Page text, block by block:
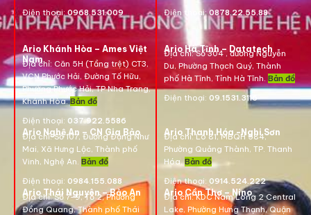
Điện thoại:0968.531.009
Điện thoại:0878.22.55.88
Ario Khánh Hòa – Ames Việt
Nam
Địa chỉ: Căn 5H (Tầng trệt) CT3,
VCN Phước Hải, Đường Tố Hữu,
Phường Phước Hải, TP Nha Trang,
Khánh Hòa.Bản đồ
Điện thoại: 037.922.5586
Ario Hà Tĩnh – Datatech
Địa chỉ:Số 304 , đường Nguyễn
Du, Phường Thạch Quý, Thành
phố Hà Tĩnh, Tỉnh Hà Tĩnh. Bản đồ
Điện thoại: 09.1531.3116
Ario Nghệ An – CN Gia Bảo
Địa chỉ:Số 107, Đường Đặng Như
Mai, Xã Hưng Lộc, Thành phố
Vinh, Nghệ An. Bản đồ
Điện thoại: 0984.155.088
Ario Thanh Hóa -Nghi Sơn
Địa chỉ: Lô 81, MBQH 584,
Phường Quảng Thành, TP. Thanh
Hóa.Bản đồ
Điện thoại: 0914.524.222
Ario Thái Nguyên – Bảo An
Địa chỉ: Số 7-9, Tổ 2, Phường
Đồng Quang, Thành phố Thái
Ario Cần Thơ – Nino
Địa chỉ:KDC Nam Long 2 Central
Lake, Phường Hưng Thạnh, Quận